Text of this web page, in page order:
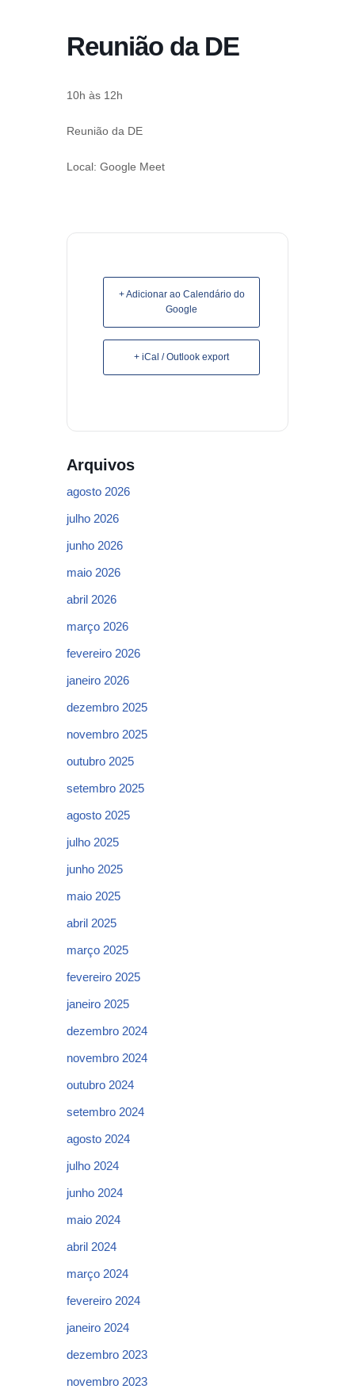
Reunião da DE
10h às 12h
Reunião da DE
Local: Google Meet
+ Adicionar ao Calendário do
Google
+ iCal / Outlook export
Arquivos
agosto 2026
julho 2026
junho 2026
maio 2026
abril 2026
março 2026
fevereiro 2026
janeiro 2026
dezembro 2025
novembro 2025
outubro 2025
setembro 2025
agosto 2025
julho 2025
junho 2025
maio 2025
abril 2025
março 2025
fevereiro 2025
janeiro 2025
dezembro 2024
novembro 2024
outubro 2024
setembro 2024
agosto 2024
julho 2024
junho 2024
maio 2024
abril 2024
março 2024
fevereiro 2024
janeiro 2024
dezembro 2023
novembro 2023